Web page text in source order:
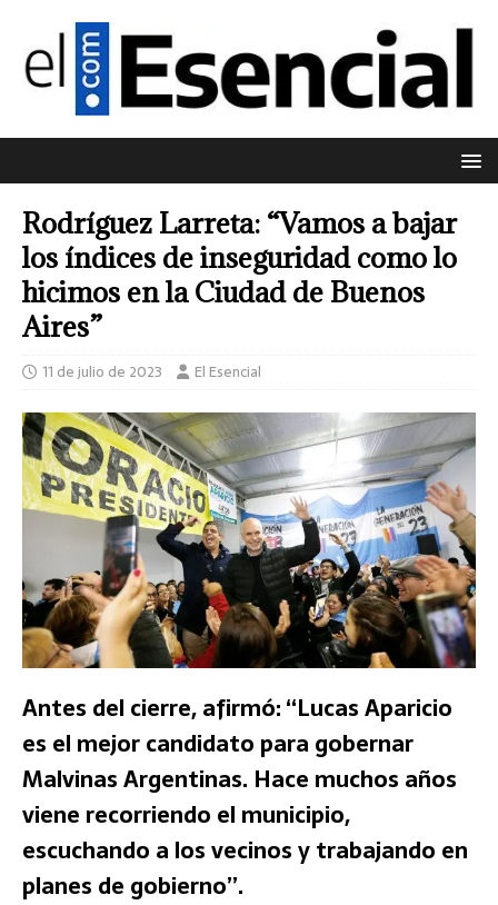
Rodríguez Larreta: “Vamos a bajar
los índices de inseguridad como lo
hicimos en la Ciudad de Buenos
Aires”
11 de julio de 2023 El Esencial
Antes del cierre, afirmó: “Lucas Aparicio
es el mejor candidato para gobernar
Malvinas Argentinas. Hace muchos años
viene recorriendo el municipio,
escuchando a los vecinos y trabajando en
planes de gobierno”.